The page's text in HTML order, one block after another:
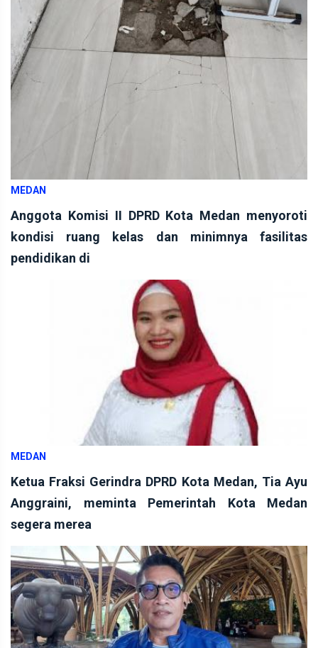
MEDAN
Anggota Komisi II DPRD Kota Medan menyoroti
kondisi ruang kelas dan minimnya fasilitas
pendidikan di
MEDAN
Ketua Fraksi Gerindra DPRD Kota Medan, Tia Ayu
Anggraini, meminta Pemerintah Kota Medan
segera merea